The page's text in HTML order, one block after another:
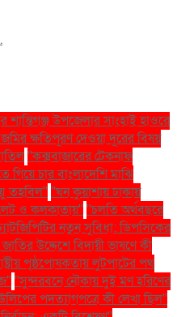
শান্তিগঞ্জ উপজেলার সাংহাই হাওরে
ক্ষতিপূরণ দেওয়া দূরের বিষয়
''কক্সবাজারের টেকনাফ
চার বাংলাদেশি মাঝি
তহবিল'' ''ঘন কুয়াশায় ঢাকায়
ও কলকাতায়'' ''চলতি অর্থবছরে
নতুন সুবিধা: ডিপসিকের
উদ্দেশে বিদায়ী ভাষণে কী
পৃষ্ঠপোষকতায় লুটপাটের পথ
''সুন্দরবনে নৌকায় দুই মণ হরিণের
পদত্যাগপত্রে কী লেখা ছিল''